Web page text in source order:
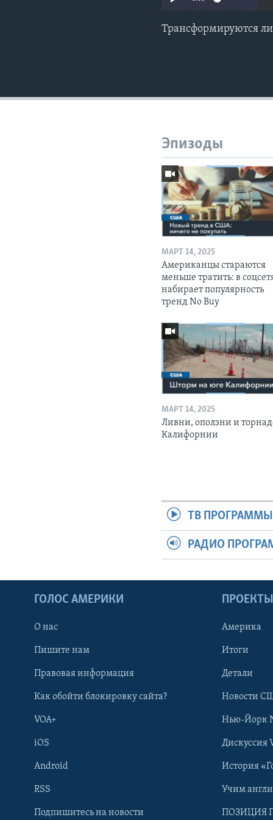
Learning English
Трансформируются
Эпизоды
МАРТ 14, 2025
Американцы стараются
меньше тратить: в
набирает популярность
тренд No Buy
МАРТ 14, 2025
Ливни, оползни и
Калифорнии
ТВ ПРОГРАММЫ
РАДИО
ГОЛОС АМЕРИКИ
О нас
Пишите нам
Правовая информация
Как обойти блокировку сайта?
VOA+
iOS
Android
RSS
Подпишитесь на новости
ПРОЕКТЫ
Америка
Итоги
Детали
Новости
Нью-Йорк
Дискуссия
История
Учим
ПОЗИЦИЯ